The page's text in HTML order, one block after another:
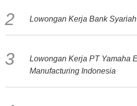
Lowongan Kerja Bank
Lowongan Kerja PT Yamaha
Manufacturing Indonesia